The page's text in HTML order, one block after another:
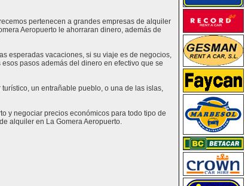
pertenecen a grandes empresas de alquiler
Aeropuerto le ahorraran dinero, además de
esperadas vacaciones, si su viaje es de negocios,
pasos además del dinero en efectivo que se
un entrañable pueblo, o una de las islas,
y negociar precios económicos para todo tipo de
alquiler en La Gomera Aeropuerto.